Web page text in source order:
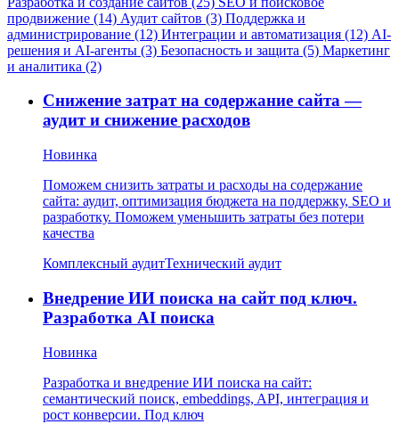
продвижение (14) Аудит сайтов (3) Поддержка и
администрирование (12) Интеграции и автоматизация (12) AI-
решения и AI-агенты (3) Безопасность и защита (5) Маркетинг
и аналитика (2)
Снижение затрат на содержание сайта —
аудит и снижение расходов
Новинка
Поможем снизить затраты и расходы на содержание
сайта: аудит, оптимизация бюджета на поддержку, SEO и
разработку. Поможем уменьшить затраты без потери
качества
Комплексный аудитТехнический аудит
Внедрение ИИ поиска на сайт под ключ.
Разработка AI поиска
Новинка
Разработка и внедрение ИИ поиска на сайт:
семантический поиск, embeddings, API, интеграция и
рост конверсии. Под ключ